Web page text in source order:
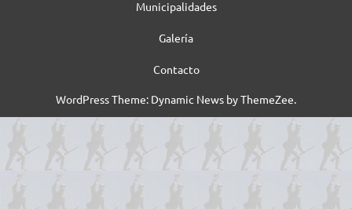
Municipalidades
Galería
Contacto
WordPress Theme: Dynamic News by ThemeZee.